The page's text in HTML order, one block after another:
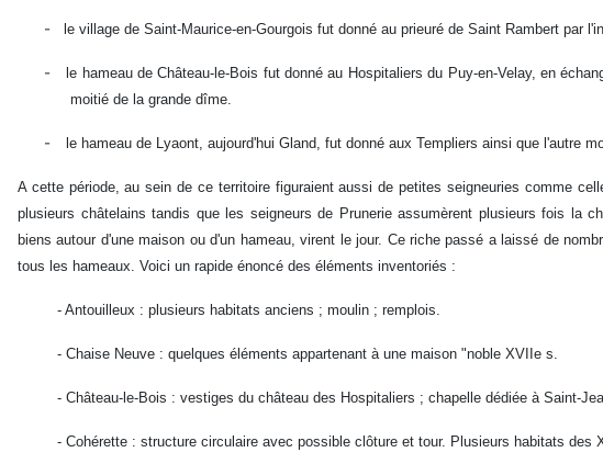
- le village de Saint-Maurice-en-Gourgois fut donné au prieuré de Saint Rambert par
-
le hameau de Château-le-Bois fut donné au Hospitaliers du Puy-en-Velay, en
moitié de la grande dîme.
- le hameau de Lyaont, aujourd'hui Gland, fut donné aux Templiers ainsi que l'autre
A cette période, au sein de ce territoire figuraient aussi de petites seigneuries comme
plusieurs châtelains tandis que les seigneurs de Prunerie assumèrent plusieurs fois la
biens autour d'une maison ou d'un hameau, virent le jour. Ce riche passé a laissé de
tous les hameaux. Voici un rapide énoncé des éléments inventoriés :
- Antouilleux : plusieurs habitats anciens ; moulin ; remplois.
- Chaise Neuve : quelques éléments appartenant à une maison "noble XVIIe s.
- Château-le-Bois : vestiges du château des Hospitaliers ; chapelle dédiée à Saint-
- Cohérette : structure circulaire avec possible clôture et tour. Plusieurs habitats